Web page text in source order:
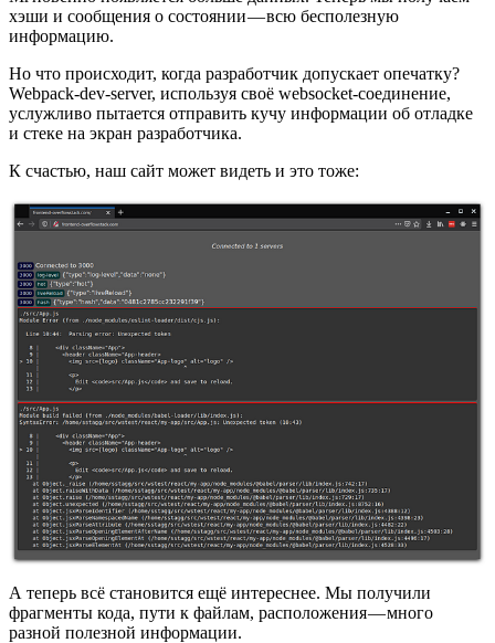
хэши и сообщения о состоянии — всю бесполезную
информацию.
Но что происходит, когда разработчик допускает опечатку?
Webpack-dev-server, используя своё websocket-соединение,
услужливо пытается отправить кучу информации об отладке
и стеке на экран разработчика.
К счастью, наш сайт может видеть и это тоже:
А теперь всё становится ещё интереснее. Мы получили
фрагменты кода, пути к файлам, расположения — много
разной полезной информации.